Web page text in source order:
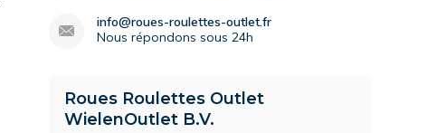
info@roues-roulettes-outlet.fr
Nous répondons sous 24h
Roues Roulettes Outlet
WielenOutlet B.V.